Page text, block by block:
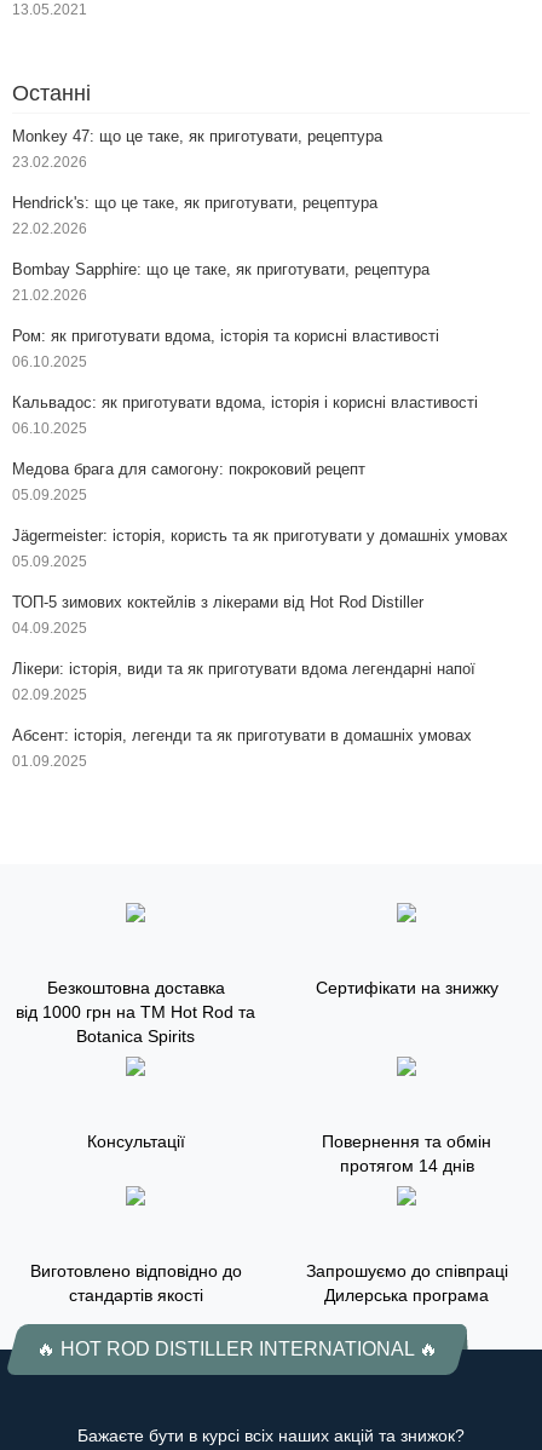
13.05.2021
Останні
Monkey 47: що це таке, як приготувати, рецептура
23.02.2026
Hendrick's: що це таке, як приготувати, рецептура
22.02.2026
Bombay Sapphire: що це таке, як приготувати, рецептура
21.02.2026
Ром: як приготувати вдома, історія та корисні властивості
06.10.2025
Кальвадос: як приготувати вдома, історія і корисні властивості
06.10.2025
Медова брага для самогону: покроковий рецепт
05.09.2025
Jägermeister: історія, користь та як приготувати у домашніх умовах
05.09.2025
ТОП-5 зимових коктейлів з лікерами від Hot Rod Distiller
04.09.2025
Лікери: історія, види та як приготувати вдома легендарні напої
02.09.2025
Абсент: історія, легенди та як приготувати в домашніх умовах
01.09.2025
Безкоштовна доставка
від 1000 грн на ТМ Hot Rod та
Botanica Spirits
Сертифікати на знижку
Консультації
Повернення та обмін
протягом 14 днів
Виготовлено відповідно до
стандартів якості
Запрошуємо до співпраці
Дилерська програма
🔥 HOT ROD DISTILLER INTERNATIONAL 🔥
Бажаєте бути в курсі всіх наших акцій та знижок?